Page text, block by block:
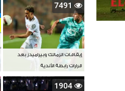
7491
إيقافات الزمالك وبيراميدز بعد
قرارات رابطة الأندية
1904